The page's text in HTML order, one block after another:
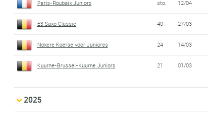
Paris-Roubaix Juniors sto. 12/04
E3 Saxo Classic 40 27/03
Nokere Koerse voor Juniores 24 14/03
Kuurne-Brussel-Kuurne Juniors 21 01/03
2025